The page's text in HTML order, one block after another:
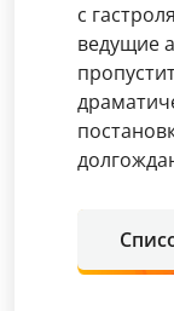
с
ведущие